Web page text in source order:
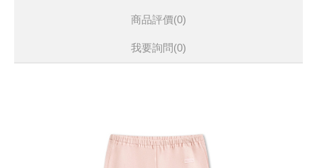
商品評價(0)
我要詢問(0)